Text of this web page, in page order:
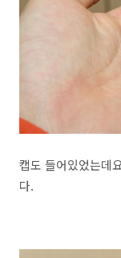
캡도 들어있었는데
다.